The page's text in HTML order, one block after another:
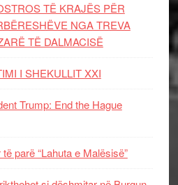
TË KRAJËS PËR
NGA TREVA
TË DALMACISË
I SHEKULLIT XXI
Trump: End the Hague
parë “Lahuta e Malësisë”